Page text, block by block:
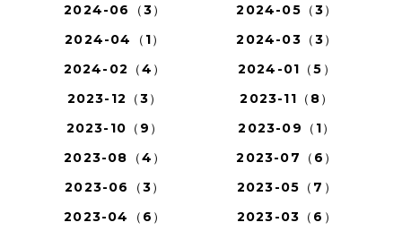
2024-06（3）
2024-05（3）
2024-04（1）
2024-03（3）
2024-02（4）
2024-01（5）
2023-12（3）
2023-11（8）
2023-10（9）
2023-09（1）
2023-08（4）
2023-07（6）
2023-06（3）
2023-05（7）
2023-04（6）
2023-03（6）